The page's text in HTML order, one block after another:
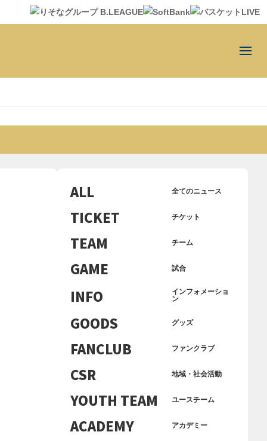
ALL 全てのニュース
TICKET チケット
TEAM チーム
GAME 試合
INFO
インフォメーショ
ン
GOODS グッズ
FANCLUB ファンクラブ
CSR 地域・社会活動
YOUTH TEAM ユースチーム
ACADEMY アカデミー